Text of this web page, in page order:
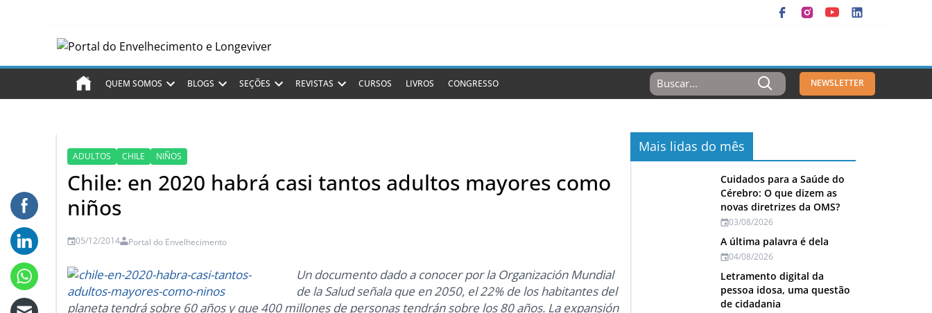
QUEM SOMOS BLOGS SEÇÕES REVISTAS CURSOS LIVROS CONGRESSO
Resultados
Para:
NEWSLETTER
ADULTOS CHILE NIÑOS
Chile: en 2020 habrá casi tantos adultos mayores como
niños
05/12/2014 Portal do Envelhecimento
Un documento dado a conocer por la Organización Mundial
de la Salud señala que en 2050, el 22% de los habitantes del
planeta tendrá sobre 60 años y que 400 millones de personas tendrán sobre los 80 años. La expansión
Mais lidas do mês
Cuidados para a Saúde do
Cérebro: O que dizem as
novas diretrizes da OMS?
03/08/2026
A última palavra é dela
04/08/2026
Letramento digital da
pessoa idosa, uma questão
de cidadania